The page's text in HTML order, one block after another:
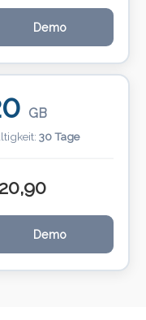
Demo
GB
30 Tage
20,90
Demo